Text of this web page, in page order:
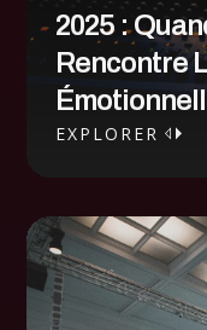
2025 :
Rencontre
EXPLORER